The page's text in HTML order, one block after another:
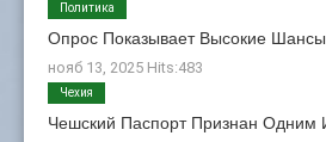
Опрос Показывает Высокие
нояб 13, 2025 Hits:483
Политика
Чешский Паспорт Признан
Чехия